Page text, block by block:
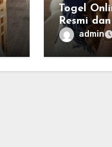
Togel
Resmi
Cara
Berbasis
admin